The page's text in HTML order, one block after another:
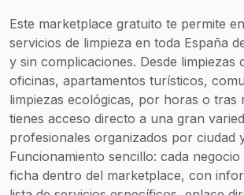
Este marketplace gratuito te permite
servicios de limpieza en toda España
y sin complicaciones. Desde limpiezas
oficinas, apartamentos turísticos,
limpiezas ecológicas, por horas o tras
tienes acceso directo a una gran
profesionales organizados por ciudad
Funcionamiento sencillo: cada
ficha dentro del marketplace, con